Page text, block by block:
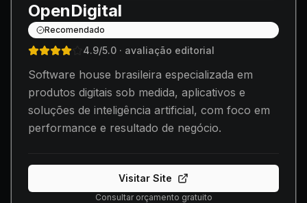
OpenDigital
Recomendado
4.9/5.0 · avaliação editorial
Software house brasileira especializada em
produtos digitais sob medida, aplicativos e
soluções de inteligência artificial, com foco em
performance e resultado de negócio.
Visitar Site
Consultar orçamento gratuito